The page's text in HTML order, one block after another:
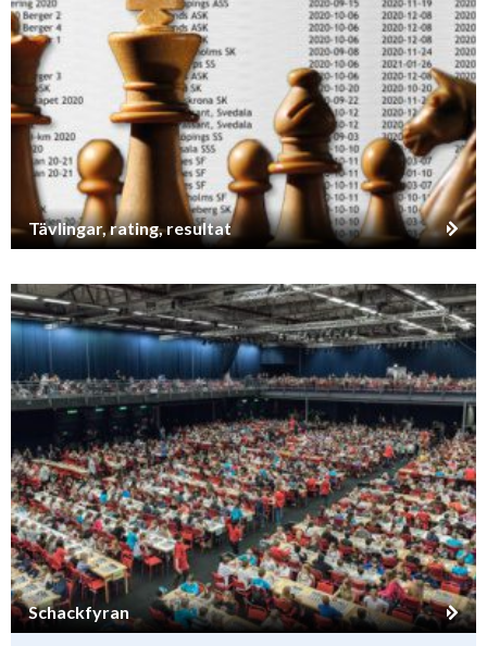
Tävlingar, rating, resultat
Schackfyran